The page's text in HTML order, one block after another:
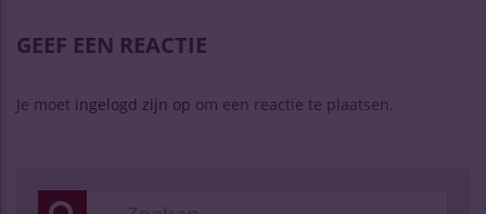
GEEF EEN REACTIE
Je moet ingelogd zijn op om een reactie te plaatsen.